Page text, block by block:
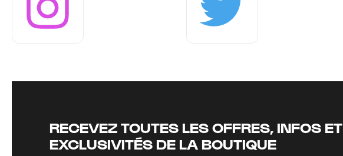
RECEVEZ TOUTES LES OFFRES, INFOS ET
EXCLUSIVITÉS DE LA BOUTIQUE